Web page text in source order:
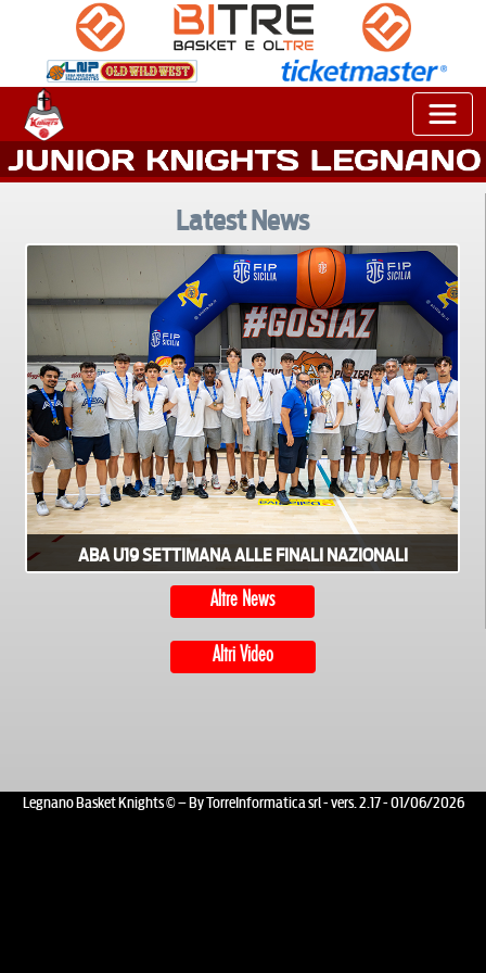
Latest News
ABA U19 SETTIMANA ALLE FINALI NAZIONALI
Altre News
Altri Video
Legnano Basket Knights © – By TorreInformatica srl - vers. 2.17 - 01/06/2026